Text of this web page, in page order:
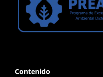
Contenido